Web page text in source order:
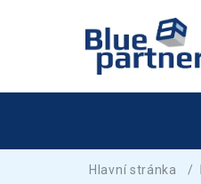
Hlavní stránka /